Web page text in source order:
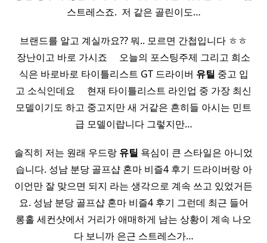
스트레스죠. ​ 저 같은 골린이도…
브랜드를 알고 계실까요?? 뭐.. 모르면 간첩입니다 ㅎㅎ
장난이고 바로 가시죠 ​ ​ ​ ​ 오늘의 포스팅주제 그리고 희소
식은 바로바로 타이틀리스트 GT 드라이버 유틸 중고​ 입
고 소식인데요 ​ ​ ​ ​ 현재 타이틀리스트 라인업 중 가장 최신
모델이기도 하고 중고지만 새 거같은 흔히들 아시는 민트
급 모델이랍니다 그렇지만…
솔직히 저는 원래 우드랑 유틸 욕심이 큰 스타일은 아니었
습니다. 성남 분당 골프샵 혼마 비즐4 후기 드라이버랑 아
이언만 잘 맞으면 되지 라는 생각으로 계속 쓰고 있었거든
요. 성남 분당 골프샵 혼마 비즐4 후기 그런데 최근 들어
롱홀 세컨샷에서 거리가 애매하게 남는 상황이 계속 나오
다 보니까 은근 스트레스가…